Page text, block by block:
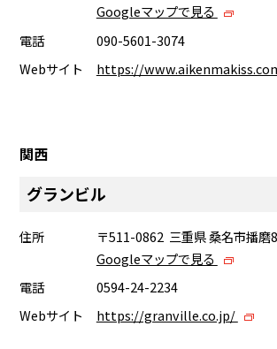
Googleマップで見る
電話
090-5601-3074
Webサイト
https://
関西
グランビル
住所
〒511-0862 三重県 桑名市播磨
Googleマップで見る
電話
0594-24-2234
Webサイト
https://granville.co.jp/